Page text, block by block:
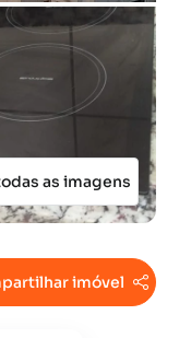
as imagens
imóvel